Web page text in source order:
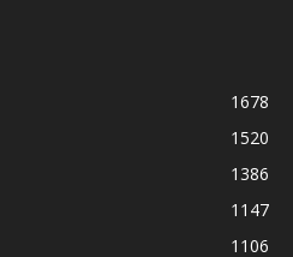
1678
1520
1386
1147
1106